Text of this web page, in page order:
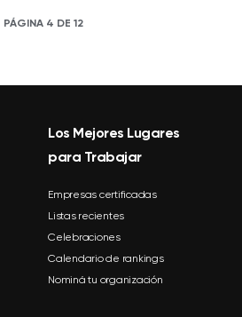
PÁGINA 4 DE 12
Los Mejores Lugares
para Trabajar
Empresas certificadas
Listas recientes
Celebraciones
Calendario de rankings
Nominá tu organización